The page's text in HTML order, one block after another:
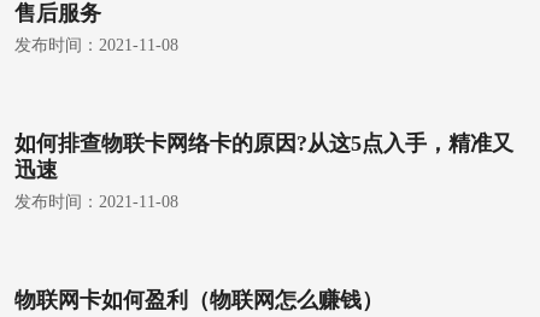
售后服务
发布时间： 2021-11-08
如何排查物联卡网络卡的原因?从这5点入手，精准又
迅速
发布时间： 2021-11-08
物联网卡如何盈利（物联网怎么赚钱）